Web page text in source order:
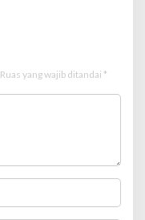
Ruas yang wajib ditandai *